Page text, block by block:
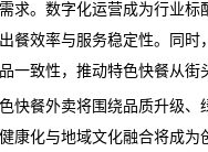
求。数字化运营成为行业
餐效率与服务稳定性。同
一致性，推动特色快餐从街
餐外卖将围绕品质升级、
康化与地域文化融合将成